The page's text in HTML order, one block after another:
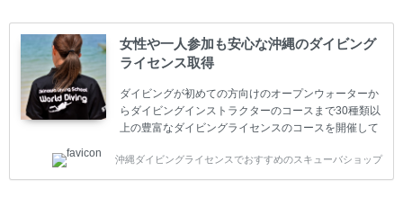
女性や一人参加も安心な沖縄のダイビング
ライセンス取得
ダイビングが初めての方向けのオープンウォーターか
らダイビングインストラクターのコースまで30種類以
上の豊富なダイビングライセンスのコースを開催して
(TEC)のコースもご用意しています。 当スクールを受
講するお客様は一人参加などの少人数のご参加が最も
沖縄ダイビングライセンスでおすすめのスキューバショップ